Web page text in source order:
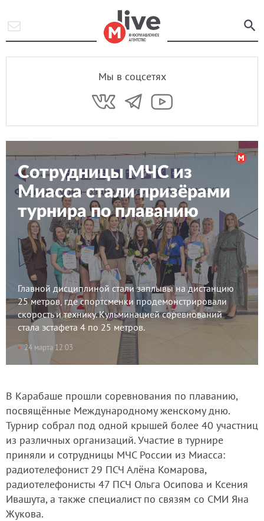
Мы в соцсетях
Сотрудницы МЧС из
Миасса стали призёрами
турнира по плаванию
Главной дисциплиной стали заплывы на дистанцию
25 метров, где спортсменки продемонстрировали
скорость и технику. Кульминацией соревнований
стала эстафета 4 по 25 метров.
24 марта 12:03
В Карабаше прошли соревнования по плаванию,
посвящённые Международному женскому дню.
Турнир собрал под одной крышей более 40 участниц
из различных организаций. Участие в турнире
приняли и сотрудницы МЧС России из Миасса:
радиотелефонист 29 ПСЧ Алёна Комарова,
радиотелефонисты 47 ПСЧ Ольга Осипова и Ксения
Ивашута, а также специалист по связям со СМИ Яна
Жукова.